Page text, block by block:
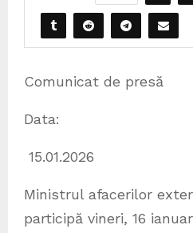
Comunicat de presă
Data:
15.01.2026
Ministrul afacerilor
participă vineri, 16